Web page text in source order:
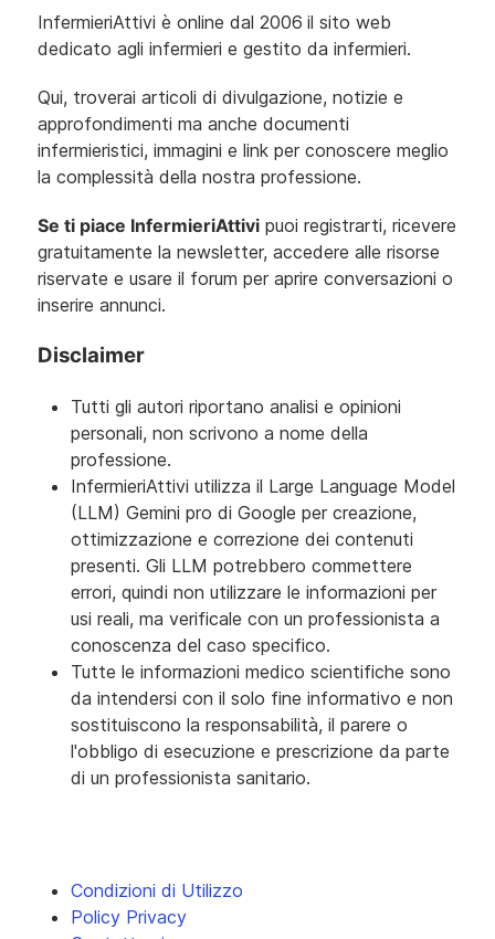
InfermieriAttivi è online dal 2006 il sito web
dedicato agli infermieri e gestito da infermieri.
Qui, troverai articoli di divulgazione, notizie e
approfondimenti ma anche documenti
infermieristici, immagini e link per conoscere meglio
la complessità della nostra professione.
Se ti piace InfermieriAttivi puoi registrarti, ricevere
gratuitamente la newsletter, accedere alle risorse
riservate e usare il forum per aprire conversazioni o
inserire annunci.
Disclaimer
Tutti gli autori riportano analisi e opinioni
personali, non scrivono a nome della
professione.
InfermieriAttivi utilizza il Large Language Model
(LLM) Gemini pro di Google per creazione,
ottimizzazione e correzione dei contenuti
presenti. Gli LLM potrebbero commettere
errori, quindi non utilizzare le informazioni per
usi reali, ma verificale con un professionista a
conoscenza del caso specifico.
Tutte le informazioni medico scientifiche sono
da intendersi con il solo fine informativo e non
sostituiscono la responsabilità, il parere o
l'obbligo di esecuzione e prescrizione da parte
di un professionista sanitario.
Condizioni di Utilizzo
Policy Privacy